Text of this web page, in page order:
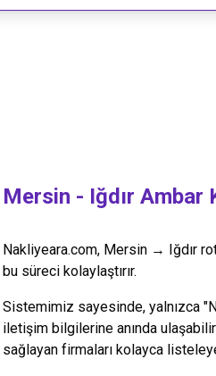
Mersin - Iğdır Ambar
Nakliyeara.com, Mersin → Iğdır
bu süreci kolaylaştırır.
Sistemimiz sayesinde, yalnızca
iletişim bilgilerine anında
sağlayan firmaları kolayca